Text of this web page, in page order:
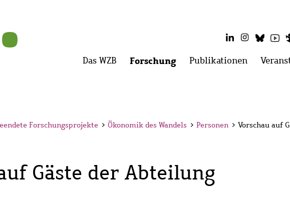
LinkedInInstagram
Hauptmenü
Das WZB Menü
Forschung Menü
Publikationen Menü
Forschungsprojekte > Ökonomik des Wandels > Personen > Vorschau auf
Gäste der Abteilung